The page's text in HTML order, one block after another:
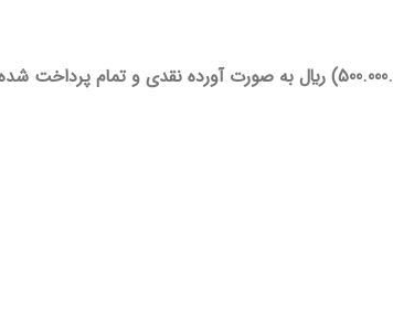
.000.